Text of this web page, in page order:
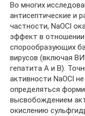
Во многих
антисептические и
частности, NaОCl
эффект в
спорообразующих
вирусов (включая
гепатита А и В).
активности NaОCl
определяться
высвобождением
окислению